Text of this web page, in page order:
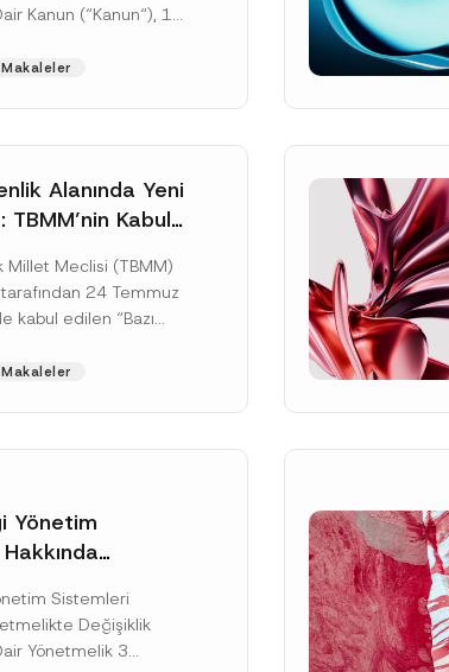
Kanun (“Kanun“), 11
yayımlanarak...
Makaleler
Alanında Yeni
TBMM’nin Kabul
Aşamasında
Millet Meclisi (TBMM)
24 Temmuz
kabul edilen “Bazı
Değişiklik
Makaleler
Yönetim
Dair Yönetmelik
Sistemleri
Değişiklik
Yönetmelik 3
Soyad*